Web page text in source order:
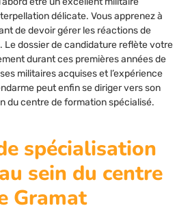
délicate. Vous apprenez à
de devoir gérer les réactions de
Le dossier de candidature reflète votre
durant ces premières années de
militaires acquises et l’expérience
peut enfin se diriger vers son
du centre de formation spécialisé.
spécialisation
sein du centre
Gramat